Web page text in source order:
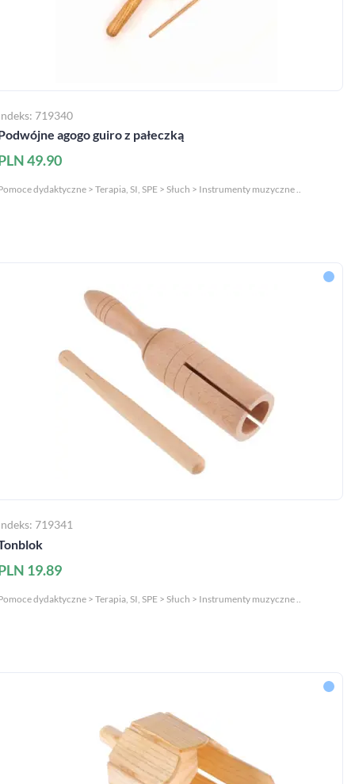
719340
agogo guiro z pałeczką
49.90
dydaktyczne > Terapia, SI, SPE > Słuch > Instrumenty muzyczne ..
719341
19.89
dydaktyczne > Terapia, SI, SPE > Słuch > Instrumenty muzyczne ..